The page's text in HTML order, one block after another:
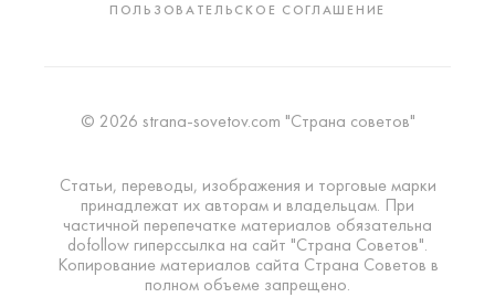
ПОЛЬЗОВАТЕЛЬСКОЕ СОГЛАШЕНИЕ
© 2026 strana-sovetov.com "Страна советов"
Статьи, переводы, изображения и торговые марки
принадлежат их авторам и владельцам. При
частичной перепечатке материалов обязательна
dofollow гиперссылка на сайт "Страна Советов".
Копирование материалов сайта Страна Советов в
полном объеме запрещено.